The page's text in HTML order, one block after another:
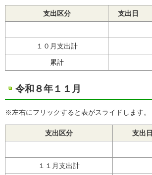
支出区分 支出日
１０月支出計
累計
令和８年１１月
※左右にフリックすると表がスライドします。
支出区分 支出日
１１月支出計